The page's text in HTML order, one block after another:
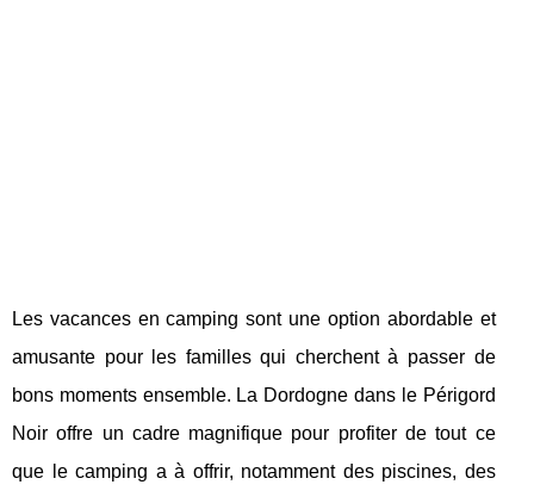
Les vacances en camping sont une option abordable et
amusante pour les familles qui cherchent à passer de
bons moments ensemble. La Dordogne dans le Périgord
Noir offre un cadre magnifique pour profiter de tout ce
que le camping a à offrir, notamment des piscines, des